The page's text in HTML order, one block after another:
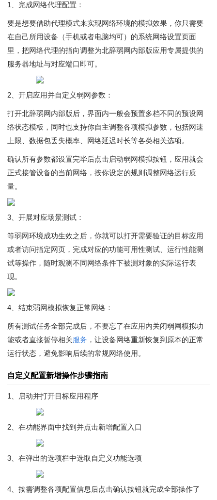
1、完成网络代理配置：
要是想要借助代理模式来实现网络环境的模拟效果，你只需要
在自己所用设备（手机或者电脑均可）的系统网络设置页面
里，把网络代理的指向调整为北辞弱网内部版应用专属提供的
服务器地址与对应端口即可。
2、开启应用并自定义弱网参数：
打开北辞弱网内部版后，界面内一般会预置多档不同的预设网
络状态模板，同时也支持你自主调整各项模拟参数，包括网速
上限、数据包丢失概率、网络延迟时长等各类相关选项。
确认所有参数都设置完毕后点击启动弱网模拟按钮，应用就会
正式接管设备的当前网络，按你设定的规则调整网络运行质
量。
3、开展对应场景测试：
等弱网环境成功生效之后，你就可以打开需要验证的目标应用
或者访问指定网页，完成对应的功能可用性测试、运行性能测
试等操作，随时观测不同网络条件下被测对象的实际运行表
现。
4、结束弱网模拟恢复正常网络：
所有测试任务全部完成后，不要忘了在应用内关闭弱网模拟功
能或者直接暂停相关服务 ，让设备网络重新恢复到原本的正常
运行状态，避免影响后续的常规网络使用。
自定义配置新增操作步骤指南
1、启动并打开目标应用程序
2、在功能界面中找到并点击新增配置入口
3、在弹出的选项栏中选取自定义功能选项
4、按需调整各项配置信息后点击确认按钮就完成全部操作了